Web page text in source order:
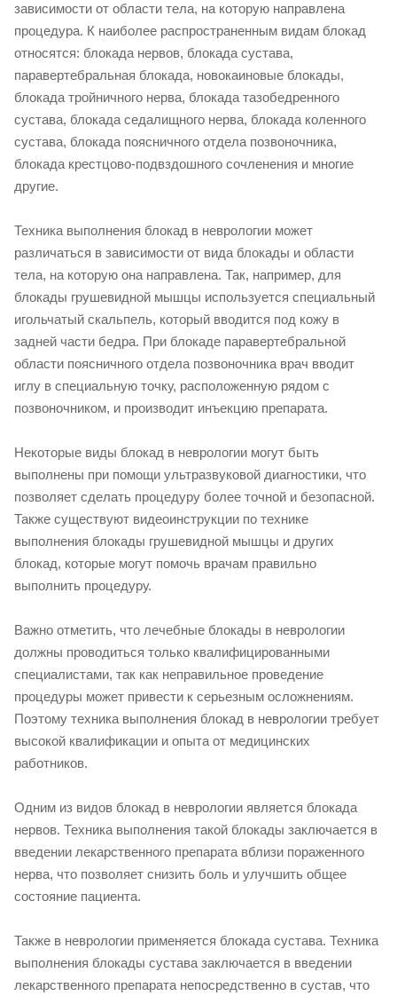
зависимости от области тела, на которую направлена
процедура. К наиболее распространенным видам блокад
относятся: блокада нервов, блокада сустава,
паравертебральная блокада, новокаиновые блокады,
блокада тройничного нерва, блокада тазобедренного
сустава, блокада седалищного нерва, блокада коленного
сустава, блокада поясничного отдела позвоночника,
блокада крестцово-подвздошного сочленения и многие
другие.
Техника выполнения блокад в неврологии может
различаться в зависимости от вида блокады и области
тела, на которую она направлена. Так, например, для
блокады грушевидной мышцы используется специальный
игольчатый скальпель, который вводится под кожу в
задней части бедра. При блокаде паравертебральной
области поясничного отдела позвоночника врач вводит
иглу в специальную точку, расположенную рядом с
позвоночником, и производит инъекцию препарата.
Некоторые виды блокад в неврологии могут быть
выполнены при помощи ультразвуковой диагностики, что
позволяет сделать процедуру более точной и безопасной.
Также существуют видеоинструкции по технике
выполнения блокады грушевидной мышцы и других
блокад, которые могут помочь врачам правильно
выполнить процедуру.
Важно отметить, что лечебные блокады в неврологии
должны проводиться только квалифицированными
специалистами, так как неправильное проведение
процедуры может привести к серьезным осложнениям.
Поэтому техника выполнения блокад в неврологии требует
высокой квалификации и опыта от медицинских
работников.
Одним из видов блокад в неврологии является блокада
нервов. Техника выполнения такой блокады заключается в
введении лекарственного препарата вблизи пораженного
нерва, что позволяет снизить боль и улучшить общее
состояние пациента.
Также в неврологии применяется блокада сустава. Техника
выполнения блокады сустава заключается в введении
лекарственного препарата непосредственно в сустав, что